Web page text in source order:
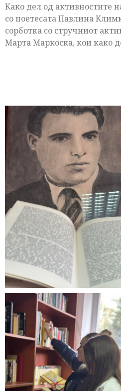
Како дел од активностите
со поетесата Павлина
сорботка со стручниот
Марта Маркоска, кои како